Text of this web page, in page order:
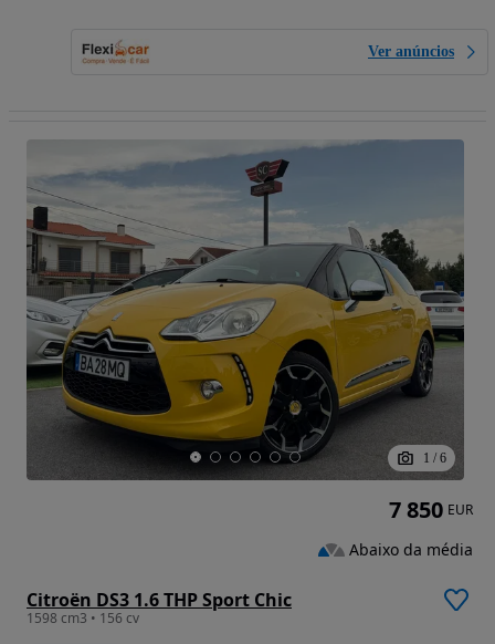
Ver anúncios
1 / 6
Citroën DS3 1.6 THP Sport Chic
1598 cm3 • 156 cv
7 850 EUR
Abaixo da média